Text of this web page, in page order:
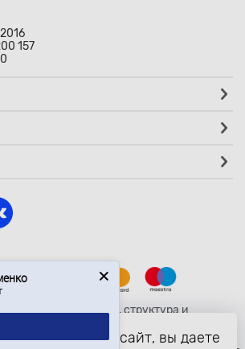
157
информация, структура и
avtozaryad.ru защищены российскими и
и соглашениями об охране
наш сайт, вы даете
товар?